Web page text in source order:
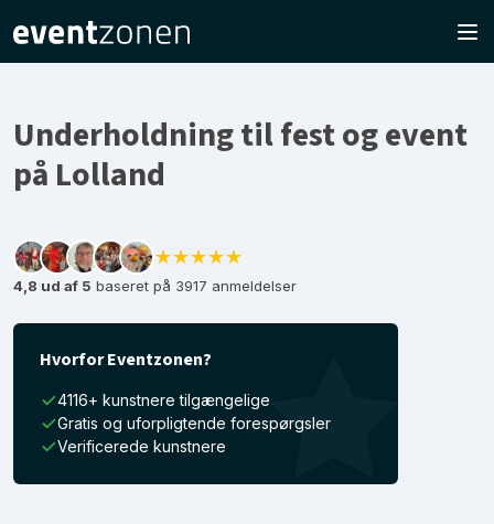
Underholdning til fest og event
på Lolland
★★★★★
4,8 ud af 5 baseret på 3917 anmeldelser
Hvorfor Eventzonen?
4116+ kunstnere tilgængelige
Gratis og uforpligtende forespørgsler
Verificerede kunstnere